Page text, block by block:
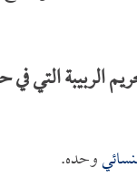
الربيبة التي
وحده.